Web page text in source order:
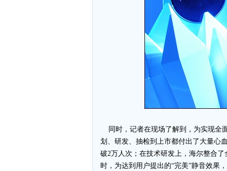
同时，记者在现场了解到，为实现全
划、研发、抽检到上市都付出了大量心
破2万人次；在技术研发上，海尔整合
时，为达到用户提出的“完美”静音效果